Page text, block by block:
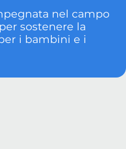
nel campo
sostenere la
i bambini e i